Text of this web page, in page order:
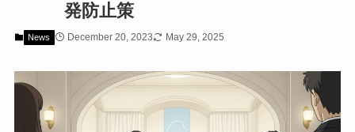
発防止策
News December 20, 2023 May 29, 2025